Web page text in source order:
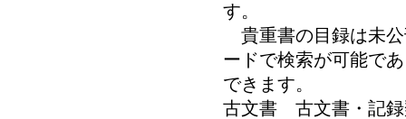
す。
貴重書の目録は未
ードで検索が可能で
できます。
古文書 古文書・記